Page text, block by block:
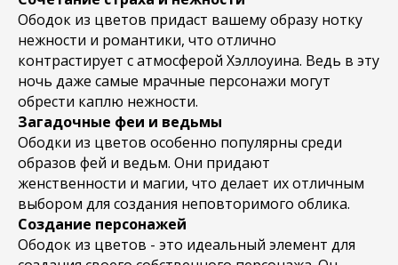
Ободок из цветов придаст вашему образу нотку
нежности и романтики, что отлично
контрастирует с атмосферой Хэллоуина. Ведь в эту
ночь даже самые мрачные персонажи могут
обрести каплю нежности.
Загадочные феи и ведьмы
Ободки из цветов особенно популярны среди
образов фей и ведьм. Они придают
женственности и магии, что делает их отличным
выбором для создания неповторимого облика.
Создание персонажей
Ободок из цветов - это идеальный элемент для